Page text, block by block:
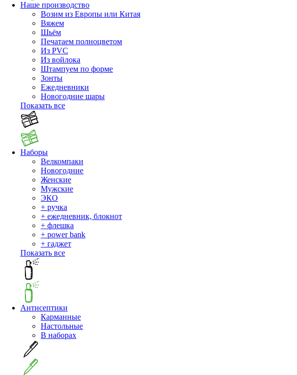
Наше производство
Возим из Европы или Китая
Вяжем
Шьём
Печатаем полноцветом
Из PVC
Из войлока
Штампуем по форме
Зонты
Ежедневники
Новогодние шары
Показать все
Наборы
Велкомпаки
Новогодние
Женские
Мужские
ЭКО
+ ручка
+ ежедневник, блокнот
+ флешка
+ power bank
+ гаджет
Показать все
Антисептики
Карманные
Настольные
В наборах